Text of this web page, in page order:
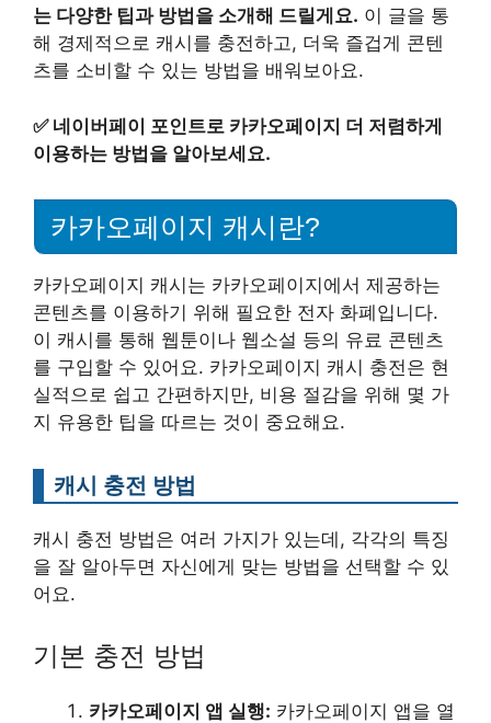
는 다양한 팁과 방법을 소개해 드릴게요. 이 글을 통
해 경제적으로 캐시를 충전하고, 더욱 즐겁게 콘텐
츠를 소비할 수 있는 방법을 배워보아요.
✅ 네이버페이 포인트로 카카오페이지 더 저렴하게
이용하는 방법을 알아보세요.
카카오페이지 캐시란?
카카오페이지 캐시는 카카오페이지에서 제공하는
콘텐츠를 이용하기 위해 필요한 전자 화폐입니다.
이 캐시를 통해 웹툰이나 웹소설 등의 유료 콘텐츠
를 구입할 수 있어요. 카카오페이지 캐시 충전은 현
실적으로 쉽고 간편하지만, 비용 절감을 위해 몇 가
지 유용한 팁을 따르는 것이 중요해요.
캐시 충전 방법
캐시 충전 방법은 여러 가지가 있는데, 각각의 특징
을 잘 알아두면 자신에게 맞는 방법을 선택할 수 있
어요.
기본 충전 방법
카카오페이지 앱 실행: 카카오페이지 앱을 열